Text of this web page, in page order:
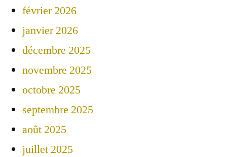
février 2026
janvier 2026
décembre 2025
novembre 2025
octobre 2025
septembre 2025
août 2025
juillet 2025